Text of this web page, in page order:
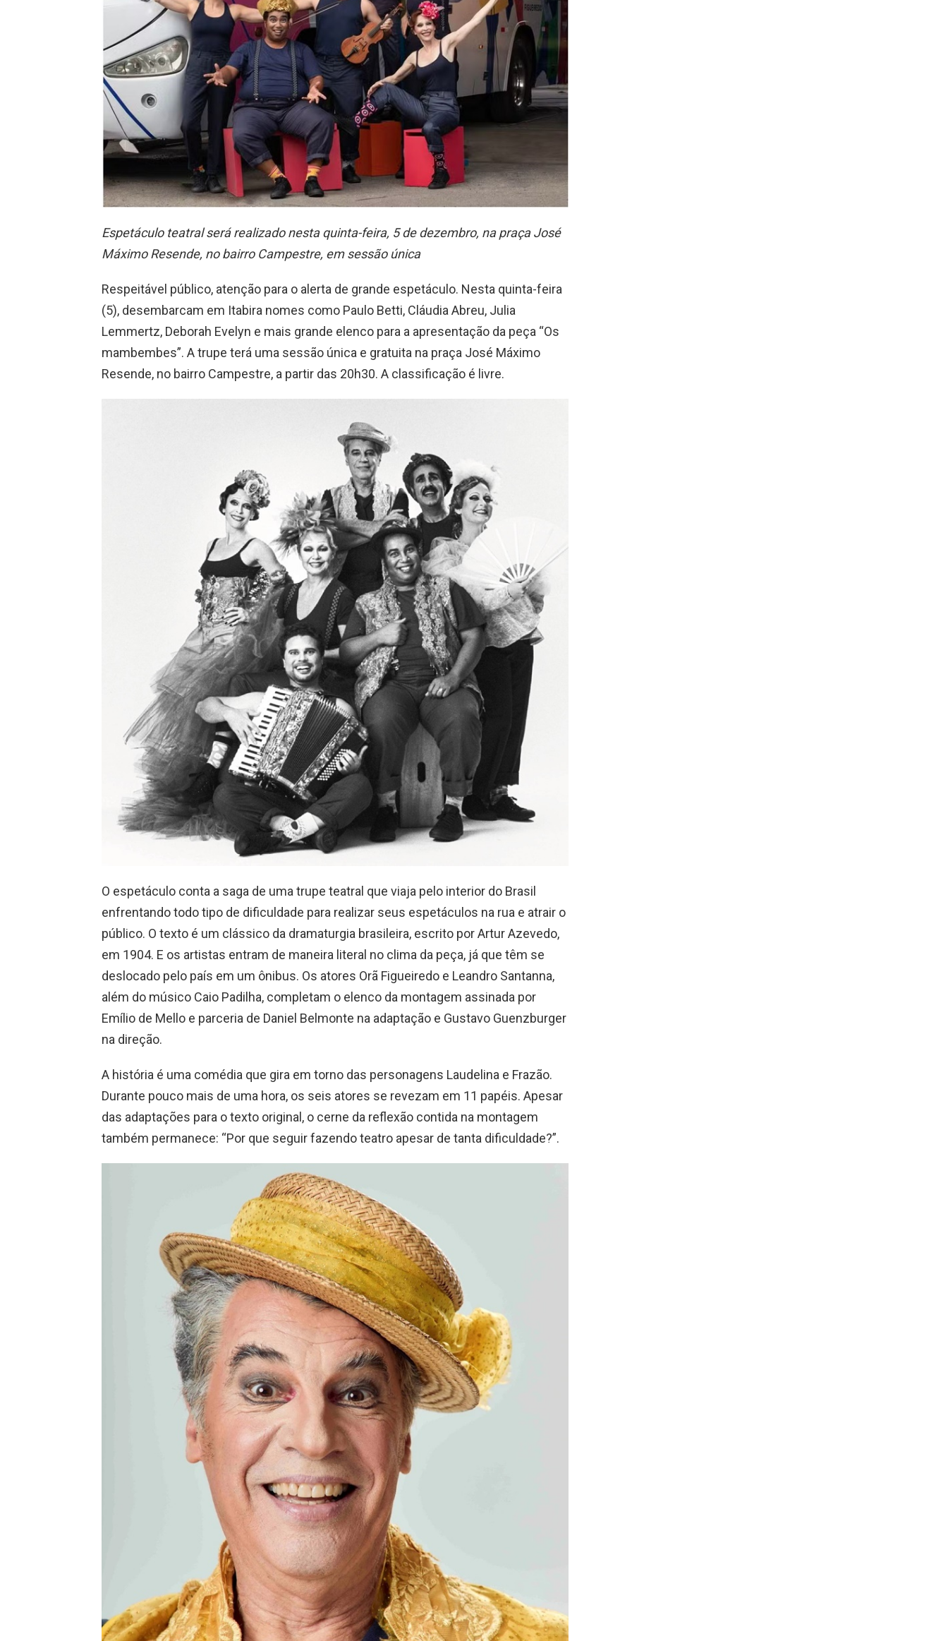
Espetáculo teatral será realizado nesta quinta-feira, 5 de dezembro, na praça José
Máximo Resende, no bairro Campestre, em sessão única
Respeitável público, atenção para o alerta de grande espetáculo. Nesta quinta-feira
(5), desembarcam em Itabira nomes como Paulo Betti, Cláudia Abreu, Julia
Lemmertz, Deborah Evelyn e mais grande elenco para a apresentação da peça “Os
mambembes”. A trupe terá uma sessão única e gratuita na praça José Máximo
Resende, no bairro Campestre, a partir das 20h30. A classificação é livre.
O espetáculo conta a saga de uma trupe teatral que viaja pelo interior do Brasil
enfrentando todo tipo de dificuldade para realizar seus espetáculos na rua e atrair o
público. O texto é um clássico da dramaturgia brasileira, escrito por Artur Azevedo,
em 1904. E os artistas entram de maneira literal no clima da peça, já que têm se
deslocado pelo país em um ônibus. Os atores Orã Figueiredo e Leandro Santanna,
além do músico Caio Padilha, completam o elenco da montagem assinada por
Emílio de Mello e parceria de Daniel Belmonte na adaptação e Gustavo Guenzburger
na direção.
A história é uma comédia que gira em torno das personagens Laudelina e Frazão.
Durante pouco mais de uma hora, os seis atores se revezam em 11 papéis. Apesar
das adaptações para o texto original, o cerne da reflexão contida na montagem
também permanece: “Por que seguir fazendo teatro apesar de tanta dificuldade?”.